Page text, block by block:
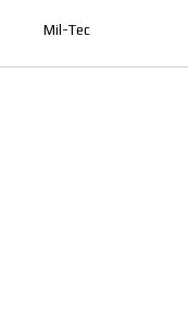
Mil-Tec